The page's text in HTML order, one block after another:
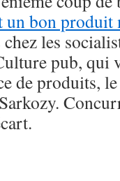
un bon produit
les
pub, qui
de produits,